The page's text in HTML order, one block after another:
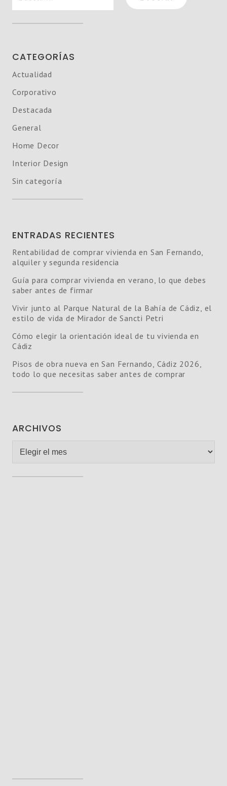
CATEGORÍAS
Actualidad
Corporativo
Destacada
General
Home Decor
Interior Design
Sin categoría
ENTRADAS RECIENTES
Rentabilidad de comprar vivienda en San Fernando,
alquiler y segunda residencia
Guía para comprar vivienda en verano, lo que debes
saber antes de firmar
Vivir junto al Parque Natural de la Bahía de Cádiz, el
estilo de vida de Mirador de Sancti Petri
Cómo elegir la orientación ideal de tu vivienda en
Cádiz
Pisos de obra nueva en San Fernando, Cádiz 2026,
todo lo que necesitas saber antes de comprar
ARCHIVOS
Archivos